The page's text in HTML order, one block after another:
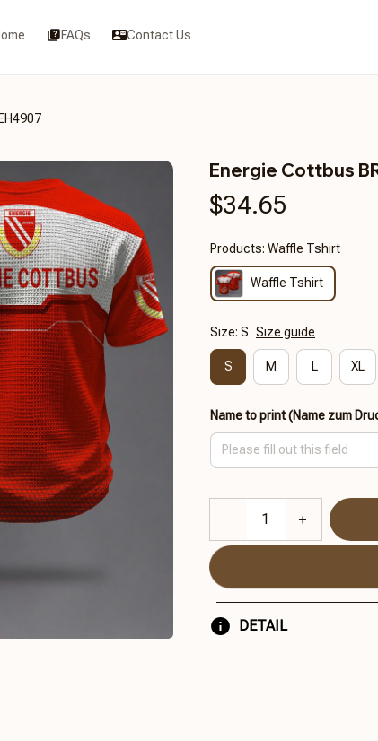
FAQs Contact Us
Energie Cottbus
$34.65
Products: Waffle Tshirt
Waffle Tshirt
Size: S Size guide
S M L XL
Name to print (Name zum
DETAIL